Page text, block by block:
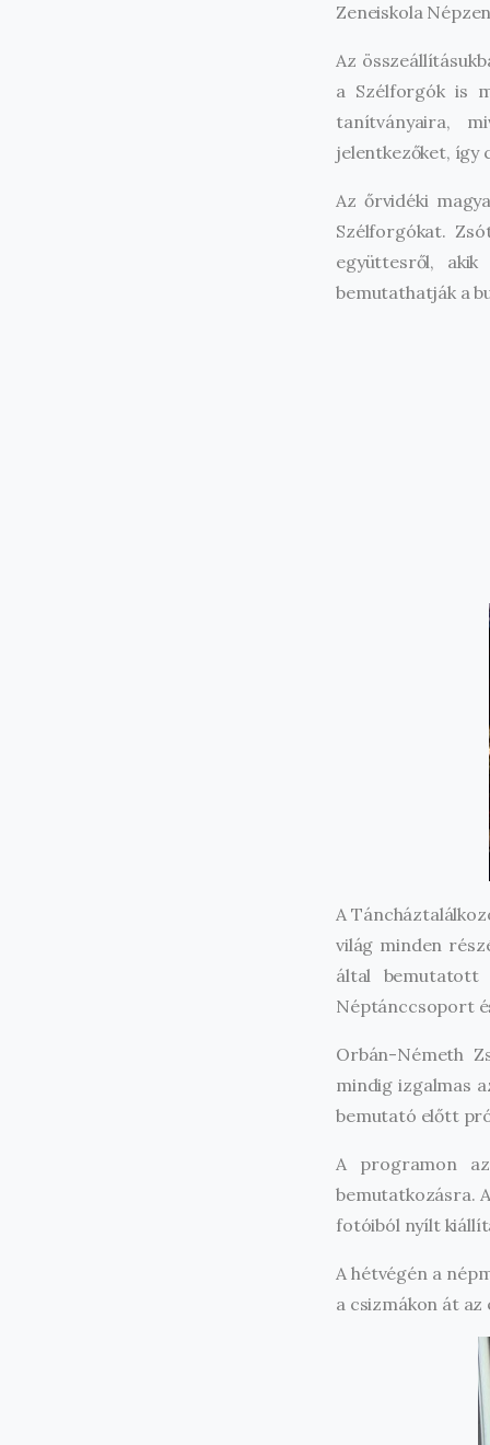
Zeneiskola
Az
a Szélforgók is
tanítványaira,
jelentkezőket, így
Az őrvidéki
Szélforgókat.
együttesről,
bemutathatják a
A
világ minden
által bemutatott
Néptánccsoport
Orbán-Németh
mindig izgalmas
bemutató előtt
A programon
bemutatkozásra.
fotóiból nyílt
A hétvégén a
a csizmákon át